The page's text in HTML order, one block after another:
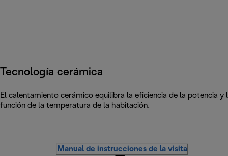
Tecnología cerámica
El calentamiento cerámico equilibra la eficiencia de la potencia
función de la temperatura de la habitación.
Manual de instrucciones de la visita